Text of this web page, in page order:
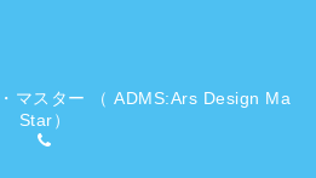
マスター （ ADMS:Ars Design Ma
Star）